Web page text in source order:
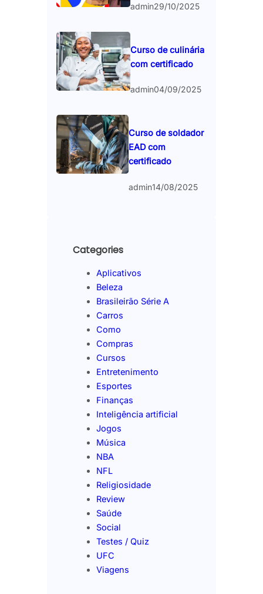
admin29/10/2025
Curso de culinária
com certificado
admin04/09/2025
Curso de soldador
EAD com
certificado
admin14/08/2025
Categories
Aplicativos
Beleza
Brasileirão Série A
Carros
Como
Compras
Cursos
Entretenimento
Esportes
Finanças
Inteligência artificial
Jogos
Música
NBA
NFL
Religiosidade
Review
Saúde
Social
Testes / Quiz
UFC
Viagens